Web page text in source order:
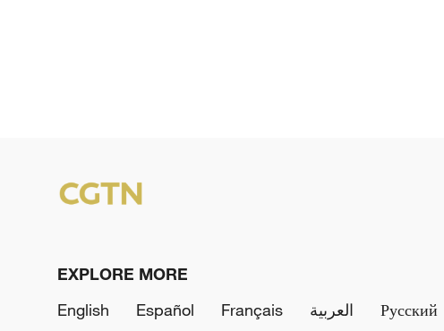
EXPLORE MORE
English
Español Français العربية Русский